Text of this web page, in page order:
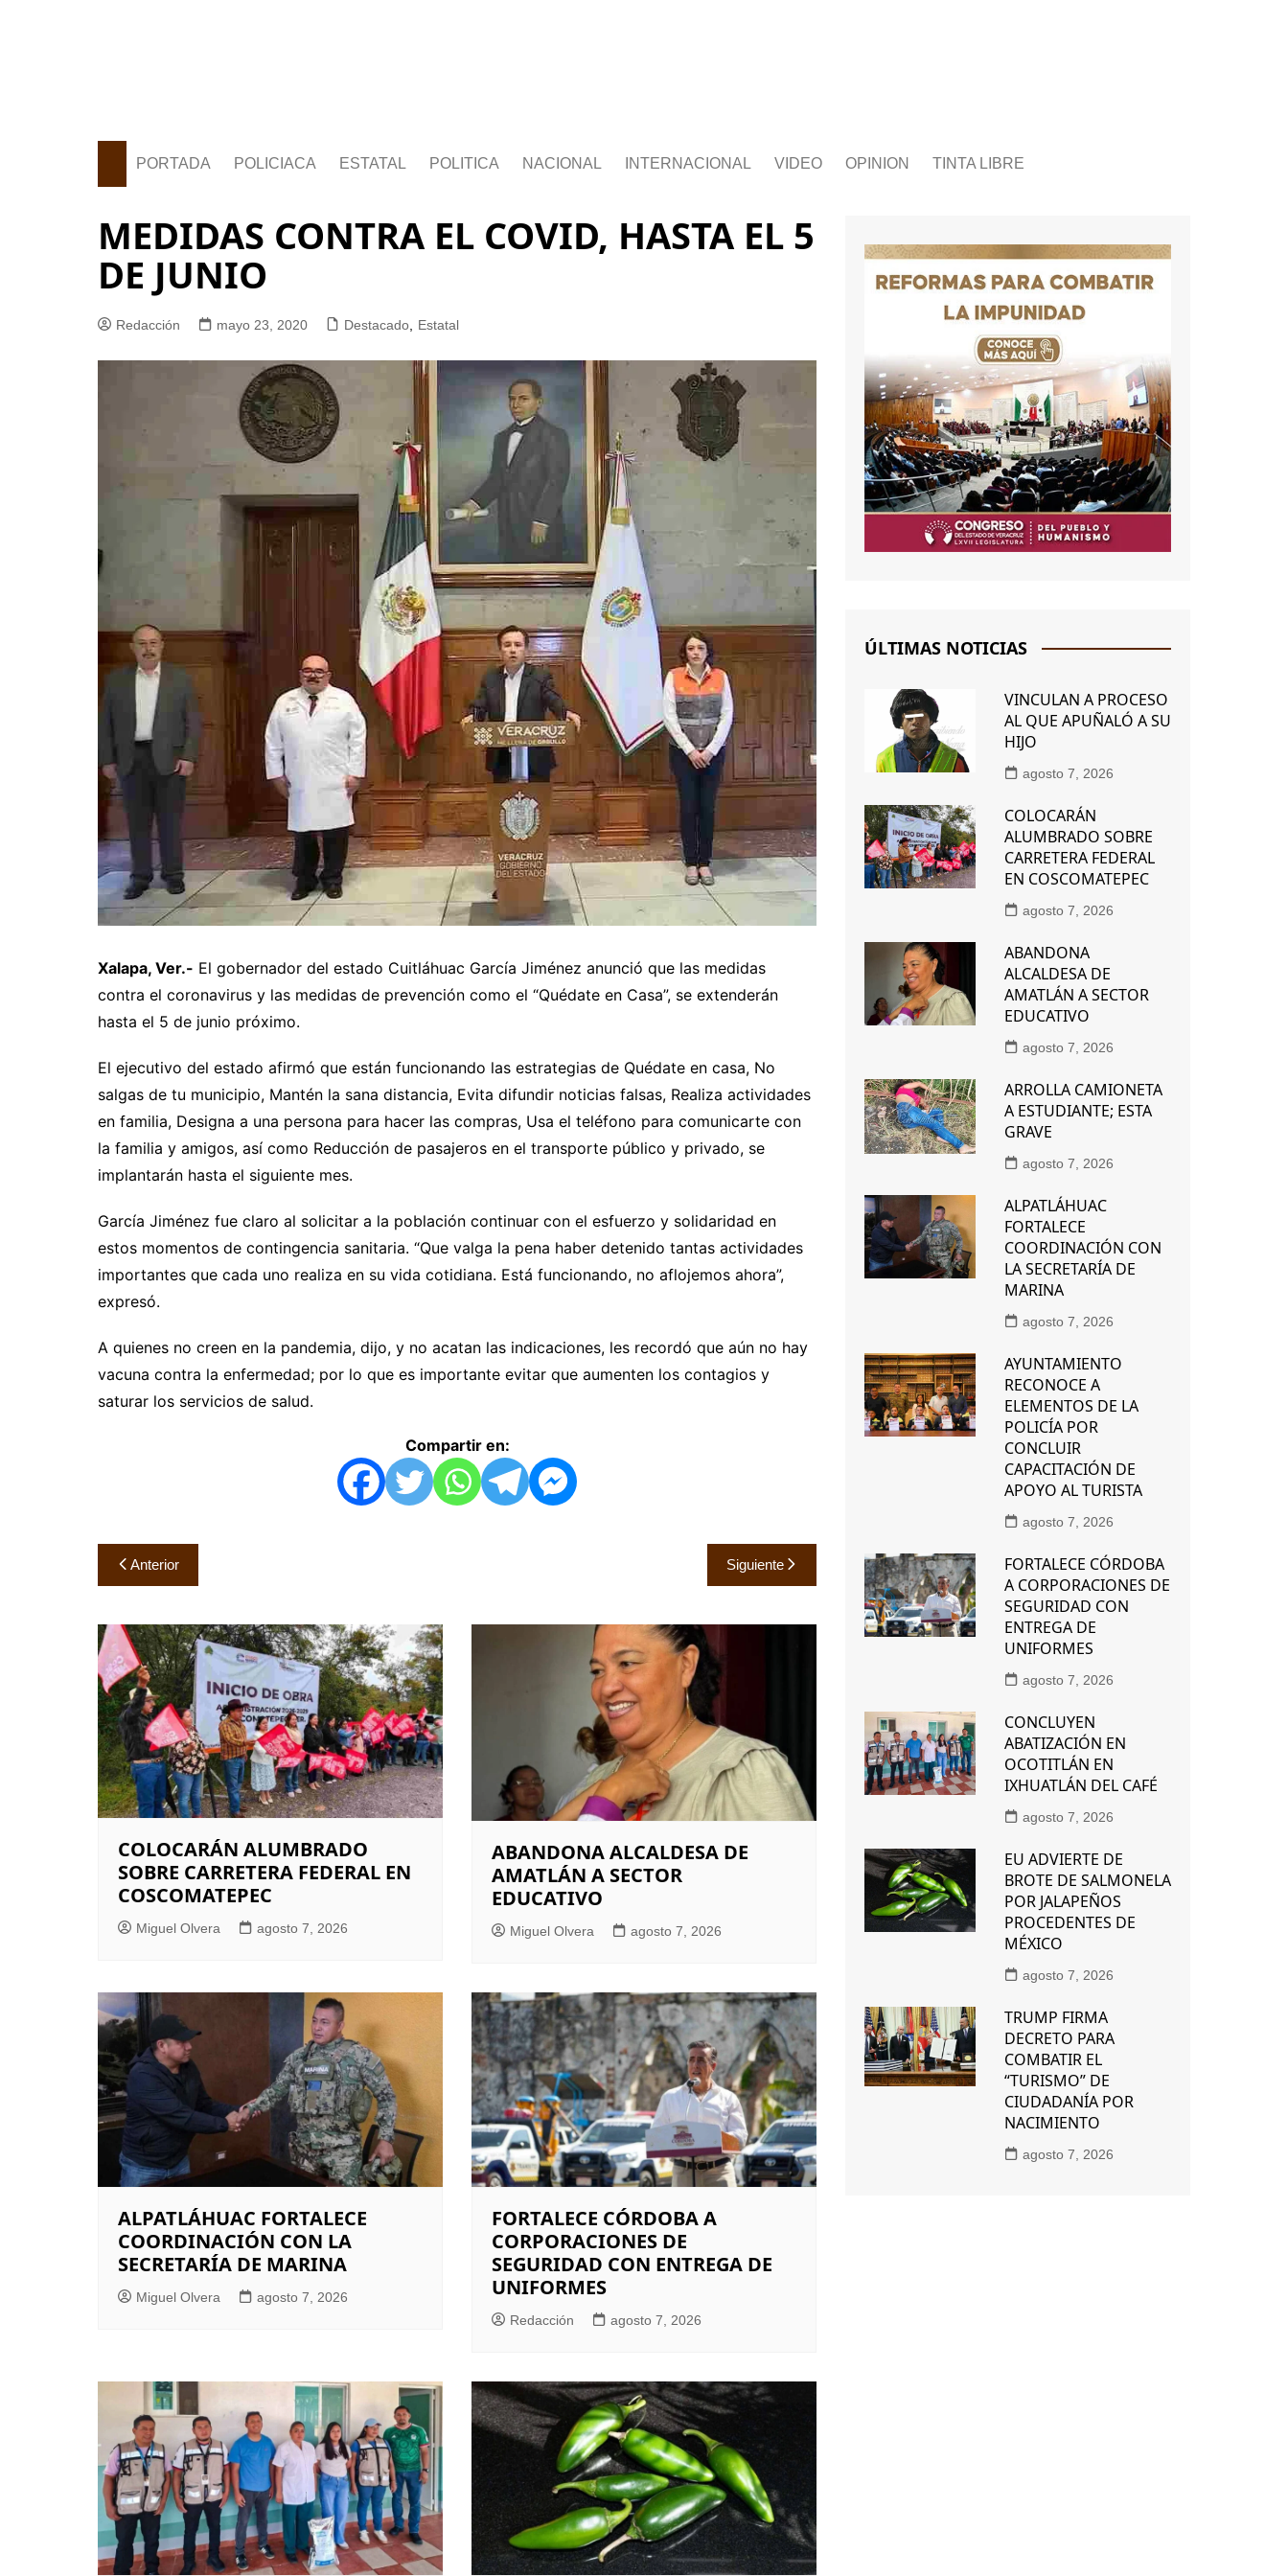
PORTADA POLICIACA ESTATAL POLITICA NACIONAL INTERNACIONAL VIDEO OPINION TINTA LIBRE
MEDIDAS CONTRA EL COVID, HASTA EL 5
DE JUNIO
Redacción mayo 23, 2020 Destacado Estatal
Xalapa, Ver.- El gobernador del estado Cuitláhuac García Jiménez anunció que las medidas
contra el coronavirus y las medidas de prevención como el “Quédate en Casa”, se extenderán
hasta el 5 de junio próximo.
El ejecutivo del estado afirmó que están funcionando las estrategias de Quédate en casa, No
salgas de tu municipio, Mantén la sana distancia, Evita difundir noticias falsas, Realiza actividades
en familia, Designa a una persona para hacer las compras, Usa el teléfono para comunicarte con
la familia y amigos, así como Reducción de pasajeros en el transporte público y privado, se
implantarán hasta el siguiente mes.
García Jiménez fue claro al solicitar a la población continuar con el esfuerzo y solidaridad en
estos momentos de contingencia sanitaria. “Que valga la pena haber detenido tantas actividades
importantes que cada uno realiza en su vida cotidiana. Está funcionando, no aflojemos ahora”,
expresó.
A quienes no creen en la pandemia, dijo, y no acatan las indicaciones, les recordó que aún no hay
vacuna contra la enfermedad; por lo que es importante evitar que aumenten los contagios y
saturar los servicios de salud.
Compartir en:
Navegación
de
entradas
Anterior Siguiente
COLOCARÁN ALUMBRADO
SOBRE CARRETERA FEDERAL EN
COSCOMATEPEC
Miguel Olvera agosto 7, 2026
ABANDONA ALCALDESA DE
AMATLÁN A SECTOR
EDUCATIVO
Miguel Olvera agosto 7, 2026
ALPATLÁHUAC FORTALECE
COORDINACIÓN CON LA
SECRETARÍA DE MARINA
Miguel Olvera agosto 7, 2026
FORTALECE CÓRDOBA A
CORPORACIONES DE
SEGURIDAD CON ENTREGA DE
UNIFORMES
Redacción agosto 7, 2026
ÚLTIMAS NOTICIAS
VINCULAN A PROCESO
AL QUE APUÑALÓ A SU
HIJO
agosto 7, 2026
COLOCARÁN
ALUMBRADO SOBRE
CARRETERA FEDERAL
EN COSCOMATEPEC
agosto 7, 2026
ABANDONA
ALCALDESA DE
AMATLÁN A SECTOR
EDUCATIVO
agosto 7, 2026
ARROLLA CAMIONETA
A ESTUDIANTE; ESTA
GRAVE
agosto 7, 2026
ALPATLÁHUAC
FORTALECE
COORDINACIÓN CON
LA SECRETARÍA DE
MARINA
agosto 7, 2026
AYUNTAMIENTO
RECONOCE A
ELEMENTOS DE LA
POLICÍA POR
CONCLUIR
CAPACITACIÓN DE
APOYO AL TURISTA
agosto 7, 2026
FORTALECE CÓRDOBA
A CORPORACIONES DE
SEGURIDAD CON
ENTREGA DE
UNIFORMES
agosto 7, 2026
CONCLUYEN
ABATIZACIÓN EN
OCOTITLÁN EN
IXHUATLÁN DEL CAFÉ
agosto 7, 2026
EU ADVIERTE DE
BROTE DE SALMONELA
POR JALAPEÑOS
PROCEDENTES DE
MÉXICO
agosto 7, 2026
TRUMP FIRMA
DECRETO PARA
COMBATIR EL
“TURISMO” DE
CIUDADANÍA POR
NACIMIENTO
agosto 7, 2026